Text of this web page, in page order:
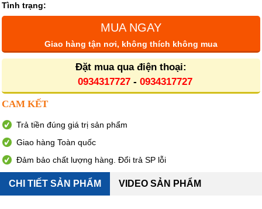
Tình trạng:
MUA NGAY
Giao hàng tận nơi, không thích không mua
Đặt mua qua điện thoại:
0934317727- 0934317727
CAM KẾT
Trả tiền đúng giá trị sản phẩm
Giao hàng Toàn quốc
Đảm bảo chất lượng hàng. Đổi trả SP lỗi
CHI TIẾT SẢN PHẨM VIDEO SẢN PHẨM